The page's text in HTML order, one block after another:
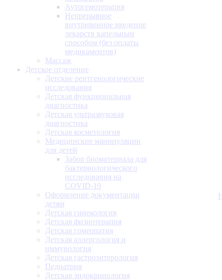
Аутогемотерапия
Непрерывное
внутривенное введение
лекарств капельным
способом (без оплаты
медикаментов)
Массаж
Детское отделение
Детские рентгенологические
исследования
Детская функциональная
диагностика
Детская ультразвуковая
диагностика
Детская косметология
Медицинские манипуляции
для детей
Забор биоматериала для
бактериологического
исследования на
COVID-19
Оформление документации
детям
Детская гинекология
Детская физиотерапия
Детская гомеопатия
Детская аллергология и
иммунология
Детская гастроэнтерология
Педиатрия
Детская эндокринология